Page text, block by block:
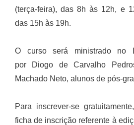
(terça-feira), das 8h às 12h, e
das 15h às 19h.
O curso será ministrado no
por Diogo de Carvalho
Machado Neto, alunos de pós-
Para inscrever-se
ficha de inscrição referente à